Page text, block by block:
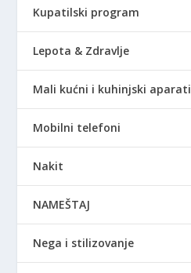
Kupatilski program
Lepota & Zdravlje
Mali kućni i kuhinjski aparati
Mobilni telefoni
Nakit
NAMEŠTAJ
Nega i stilizovanje